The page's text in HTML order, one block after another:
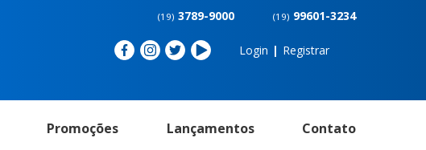
(19) 3789-9000 (19) 99601-3234
Login | Registrar
Promoções Lançamentos Contato